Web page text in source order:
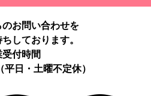
のお問い合わせを
しております。
受付時間
日・土曜不定休）